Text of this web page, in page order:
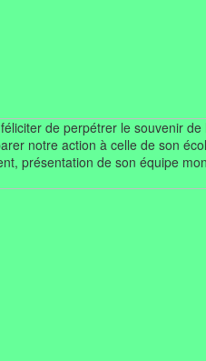
de perpétrer le souvenir de
notre action à celle de son
présentation de son équipe